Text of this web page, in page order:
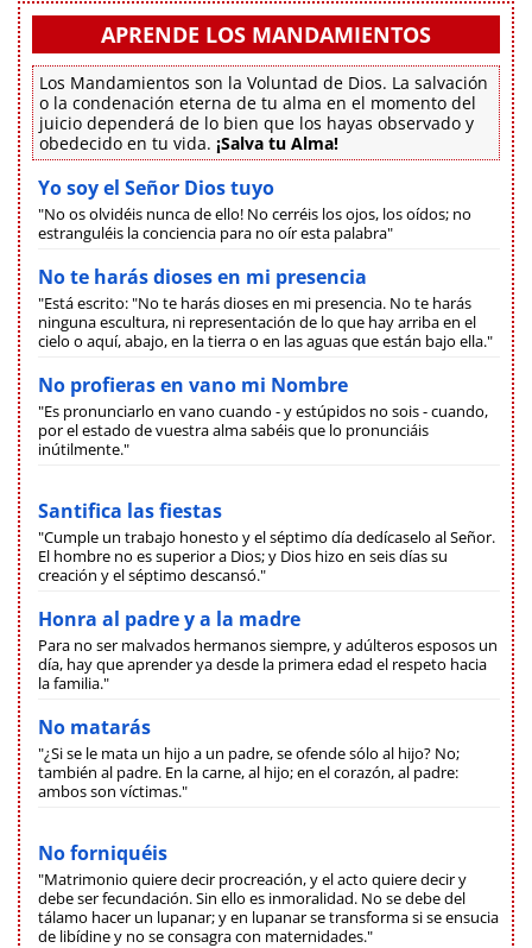
APRENDE LOS MANDAMIENTOS
Los Mandamientos son la Voluntad de Dios. La salvación
o la condenación eterna de tu alma en el momento del
juicio dependerá de lo bien que los hayas observado y
obedecido en tu vida. ¡Salva tu Alma!
Yo soy el Señor Dios tuyo
"No os olvidéis nunca de ello! No cerréis los ojos, los oídos; no
estranguléis la conciencia para no oír esta palabra"
No te harás dioses en mi presencia
"Está escrito: "No te harás dioses en mi presencia. No te harás
ninguna escultura, ni representación de lo que hay arriba en el
cielo o aquí, abajo, en la tierra o en las aguas que están bajo ella."
No profieras en vano mi Nombre
"Es pronunciarlo en vano cuando - y estúpidos no sois - cuando,
por el estado de vuestra alma sabéis que lo pronunciáis
inútilmente."
Santifica las fiestas
"Cumple un trabajo honesto y el séptimo día dedícaselo al Señor.
El hombre no es superior a Dios; y Dios hizo en seis días su
creación y el séptimo descansó."
Honra al padre y a la madre
Para no ser malvados hermanos siempre, y adúlteros esposos un
día, hay que aprender ya desde la primera edad el respeto hacia
la familia."
No matarás
"¿Si se le mata un hijo a un padre, se ofende sólo al hijo? No;
también al padre. En la carne, al hijo; en el corazón, al padre:
ambos son víctimas."
No forniquéis
"Matrimonio quiere decir procreación, y el acto quiere decir y
debe ser fecundación. Sin ello es inmoralidad. No se debe del
tálamo hacer un lupanar; y en lupanar se transforma si se ensucia
de libídine y no se consagra con maternidades."